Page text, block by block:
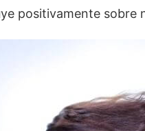
positivamente sobre